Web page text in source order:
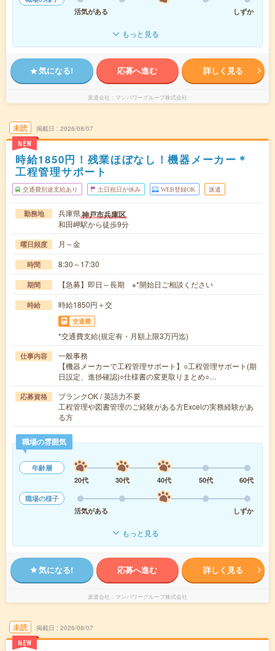
活気がある
しずか
もっと見る
気になる! 応募へ進む 詳しく見る
派遣会社 マンパワーグループ株式会社
未読
NEW
掲載日 2026/08/07
時給1850円！残業ほぼなし！機器メーカー＊
工程管理サポート
交通費別途支給あり 土日祝日が休み WEB登録OK 派遣
勤務地 兵庫県神戸市兵庫区
和田岬駅から徒歩9分
曜日頻度 月～金
時間 8:30～17:30
期間 【急募】即日～長期 ※*開始日ご相談ください
時給 時給1850円＋交
交通費
*交通費支給(規定有・月額上限3万円迄)
仕事内容
一般事務
【機器メーカーで工程管理サポート】○工程管理サポート(期
日設定、進捗確認)○仕様書の変更取りまとめ○…
応募資格
ブランクOK / 英語力不要
工程管理や図書管理のご経験がある方Excelの実務経験があ
る方
職場の雰囲気
年齢層
20代
30代 40代 50代
60代
職場の様子
活気がある
しずか
もっと見る
気になる! 応募へ進む 詳しく見る
派遣会社 マンパワーグループ株式会社
未読
NEW
掲載日 2026/08/07